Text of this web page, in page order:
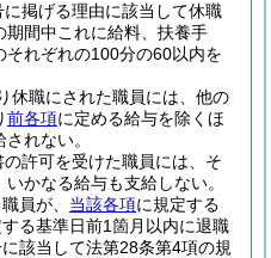
掲げる理由に該当して休職
期間中これに給料、扶養手
れぞれの100分の60以内を
休職にされた職員には、他の
前各項に定める給与を除くほ
れない。
許可を受けた職員には、そ
かなる給与も支給しない。
員が、 当該各項に規定する
る基準日前1箇月以内に退職
該当して法第28条第4項の規